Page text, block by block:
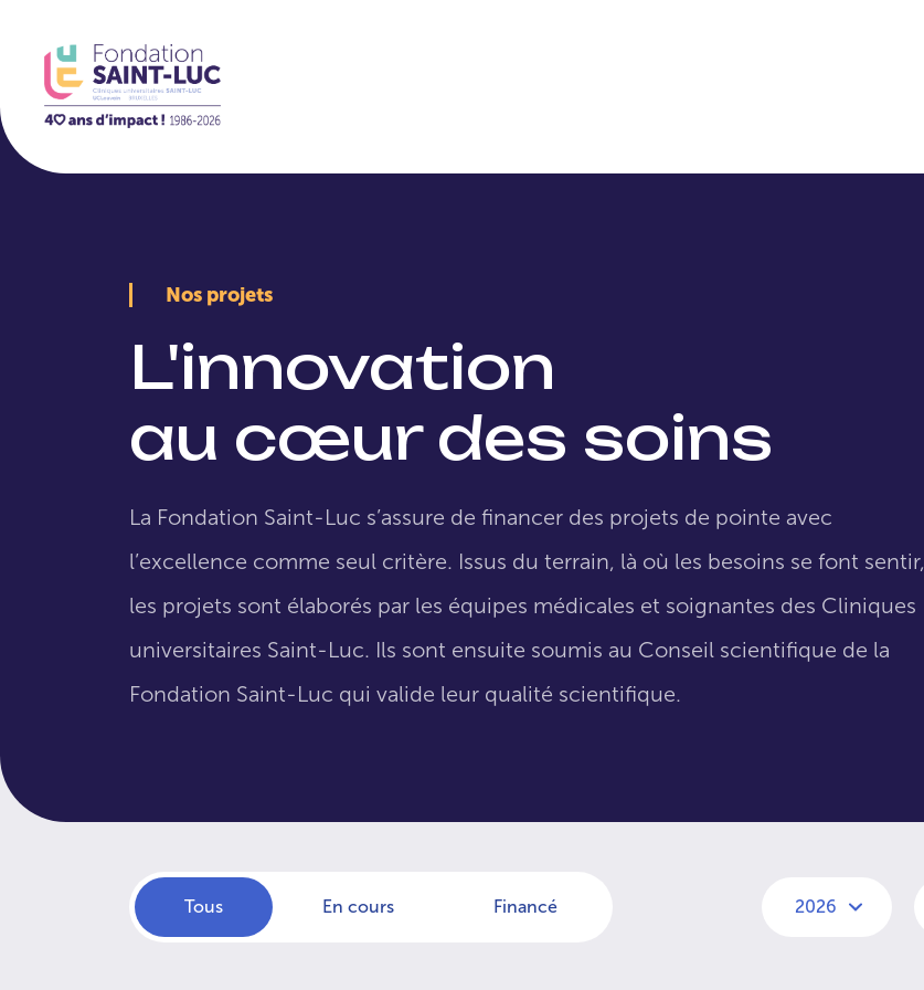
Nos projets
L'innovation
au cœur des soins
La Fondation Saint-Luc s’assure de financer des projets de pointe avec
l’excellence comme seul critère. Issus du terrain, là où les besoins se font sentir,
les projets sont élaborés par les équipes médicales et soignantes des Cliniques
universitaires Saint-Luc. Ils sont ensuite soumis au Conseil scientifique de la
Fondation Saint-Luc qui valide leur qualité scientifique.
Tous En cours Financé 2026